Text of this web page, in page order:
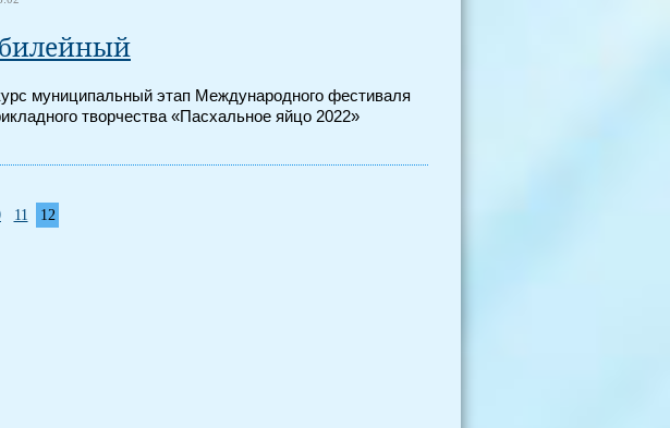
муниципальный этап Международного фестиваля
творчества «Пасхальное яйцо 2022»
11 12